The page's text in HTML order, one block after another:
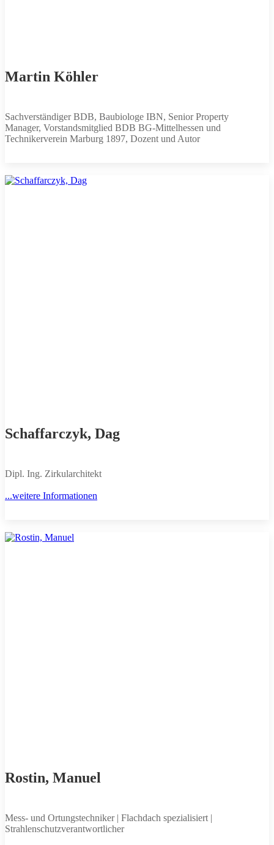
Martin Köhler
Sachverständiger BDB, Baubiologe IBN, Senior Property
Manager, Vorstandsmitglied BDB BG-Mittelhessen und
Technikerverein Marburg 1897, Dozent und Autor
Schaffarczyk, Dag
Dipl. Ing. Zirkularchitekt
...weitere Informationen
Rostin, Manuel
Mess- und Ortungstechniker | Flachdach spezialisiert |
Strahlenschutzverantwortlicher